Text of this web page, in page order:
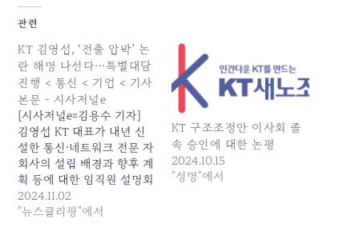
관련
KT 김영섭, ‘전출 압박’ 논
란 해명 나선다···특별대담
진행 < 통신 < 기업 < 기사
본문 - 시사저널e
[시사저널e=김용수 기자]
김영섭 KT 대표가 내년 신
설한 통신·네트워크 전문 자
회사의 설립 배경과 향후 계
획 등에 대한 임직원 설명회
를 연다. KT가 대규모 구 —
사이트 계속 읽기:
2024.11.02
"뉴스클리핑"에서
KT 구조조정안 이사회 졸
속 승인에 대한 논평
2024.10.15
"성명"에서